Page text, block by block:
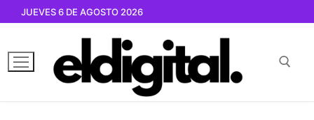
contenido
JUEVES 6 DE AGOSTO 2026